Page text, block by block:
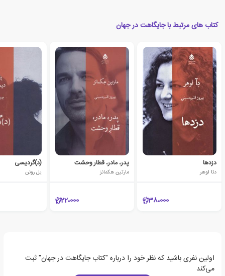
کتاب های مرتبط با جایگاهت در جهان
دزدها
دئا لوهر
38،000
پدر، مادر، قطار وحشت
مارتین هکمانز
22،000
(د)گردیسی
یل رونن
اولین نفری باشید که نظر خود را درباره "کتاب جایگاهت در جهان" ثبت
می‌کند